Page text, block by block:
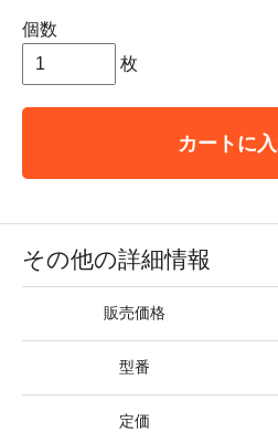
個数
枚
カートに
その他の詳細情報
販売価格
型番
定価